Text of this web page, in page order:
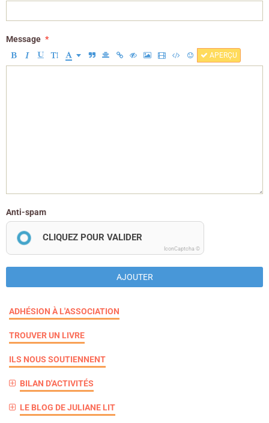
Message
APERÇU
Anti-spam
CLIQUEZ POUR VALIDER
IconCaptcha ©
AJOUTER
ADHÉSION À L'ASSOCIATION
TROUVER UN LIVRE
ILS NOUS SOUTIENNENT
BILAN D'ACTIVITÉS
LE BLOG DE JULIANE LIT